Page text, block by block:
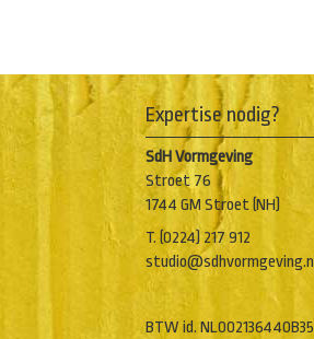
Expertise nodig?
SdH Vormgeving
Stroet 76
1744 GM Stroet (NH)
T. (0224) 217 912
studio@sdhvormgeving.nl
BTW id. NL002136440B35